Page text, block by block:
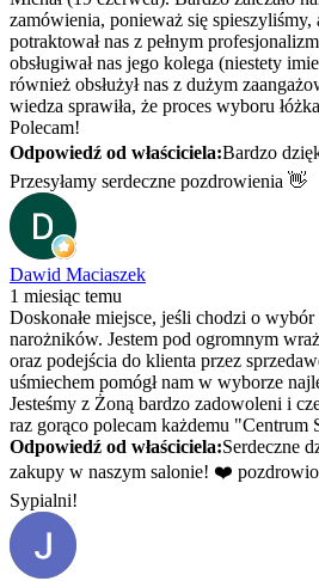
zamówienia, ponieważ się spieszyliśmy,
potraktował nas z pełnym
obsługiwał nas jego kolega (niestety
również obsłużył nas z dużym
wiedza sprawiła, że proces wyboru
Polecam!
Odpowiedź od właściciela:Bardzo
Przesyłamy serdeczne pozdrowienia 👋
Dawid Maciaszek
1 miesiąc temu
Doskonałe miejsce, jeśli chodzi o
narożników. Jestem pod ogromnym
oraz podejścia do klienta przez
uśmiechem pomógł nam w wyborze
Jesteśmy z Żoną bardzo zadowoleni i
raz gorąco polecam każdemu "Centrum
Odpowiedź od właściciela:Serdeczne
zakupy w naszym salonie! ❤️
Sypialni!